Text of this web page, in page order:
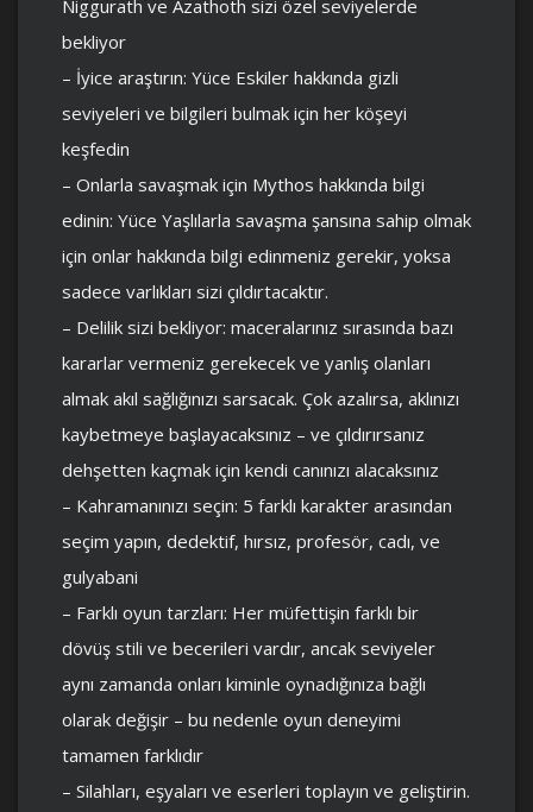
Niggurath ve Azathoth sizi özel seviyelerde
bekliyor
– İyice araştırın: Yüce Eskiler hakkında gizli
seviyeleri ve bilgileri bulmak için her köşeyi
keşfedin
– Onlarla savaşmak için Mythos hakkında bilgi
edinin: Yüce Yaşlılarla savaşma şansına sahip olmak
için onlar hakkında bilgi edinmeniz gerekir, yoksa
sadece varlıkları sizi çıldırtacaktır.
– Delilik sizi bekliyor: maceralarınız sırasında bazı
kararlar vermeniz gerekecek ve yanlış olanları
almak akıl sağlığınızı sarsacak. Çok azalırsa, aklınızı
kaybetmeye başlayacaksınız – ve çıldırırsanız
dehşetten kaçmak için kendi canınızı alacaksınız
– Kahramanınızı seçin: 5 farklı karakter arasından
seçim yapın, dedektif, hırsız, profesör, cadı, ve
gulyabani
– Farklı oyun tarzları: Her müfettişin farklı bir
dövüş stili ve becerileri vardır, ancak seviyeler
aynı zamanda onları kiminle oynadığınıza bağlı
olarak değişir – bu nedenle oyun deneyimi
tamamen farklıdır
– Silahları, eşyaları ve eserleri toplayın ve geliştirin.